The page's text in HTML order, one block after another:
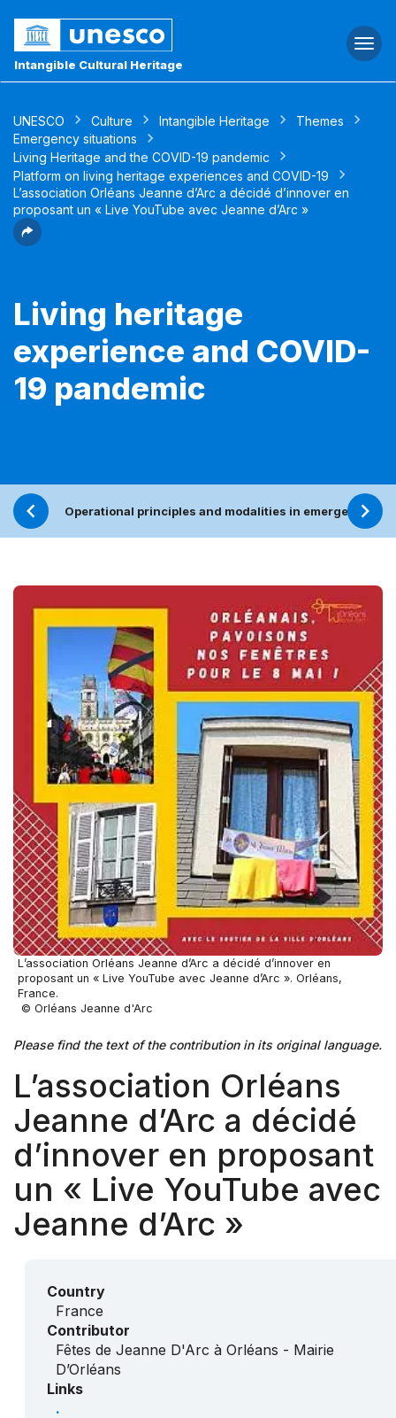
Intangible Cultural Heritage
UNESCO Culture Intangible Heritage
Themes
Emergency situations
Living Heritage and the COVID-19 pandemic
Platform on living heritage experiences and COVID-19
L’association Orléans Jeanne d’Arc a décidé d’innover en
proposant un « Live YouTube avec Jeanne d’Arc »
Living heritage
experience and COVID-
19 pandemic
Operational principles and modalities in emergencies
L’association Orléans Jeanne d’Arc a décidé d’innover en
proposant un « Live YouTube avec Jeanne d’Arc ». Orléans,
France.
© Orléans Jeanne d'Arc
Please find the text of the contribution in its original language.
L’association Orléans
Jeanne d’Arc a décidé
d’innover en proposant
un « Live YouTube avec
Jeanne d’Arc »
Country
France
Contributor
Fêtes de Jeanne D'Arc à Orléans - Mairie
D’Orléans
Links
.